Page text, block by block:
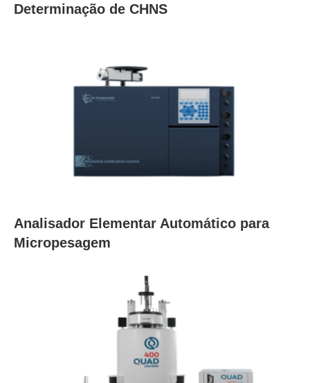
Determinação de CHNS
Analisador Elementar Automático para
Micropesagem